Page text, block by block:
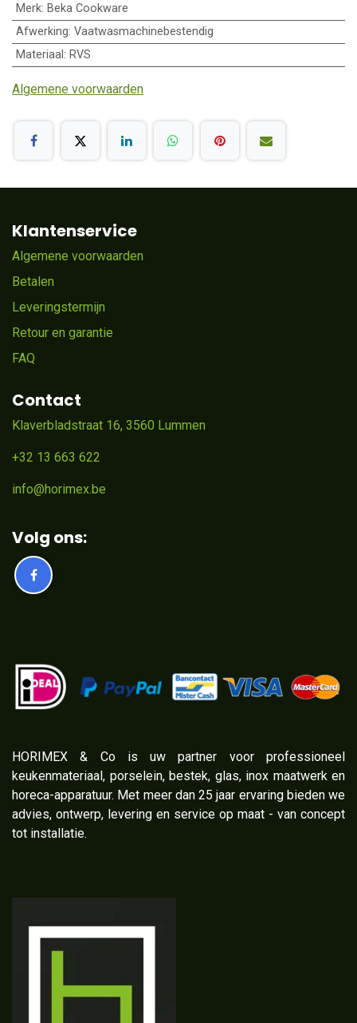
Merk: Beka Cookware
Afwerking: Vaatwasmachinebestendig
Materiaal : RVS
Algemene voorwaarden
Klantenservice
Algemene voorwaarden
Betalen
Leveringstermijn
Retour en garantie
FAQ
Contact
Klaverbladstraat 16, 3560 Lummen
+32 13 663 622
info@horimex.be
Volg ons:
​HORIMEX & Co is uw partner voor professioneel
keukenmateriaal, porselein, bestek, glas, inox maatwerk en
horeca-apparatuur. Met meer dan 25 jaar ervaring bieden we
advies, ontwerp, levering en service op maat - van concept
tot installatie.